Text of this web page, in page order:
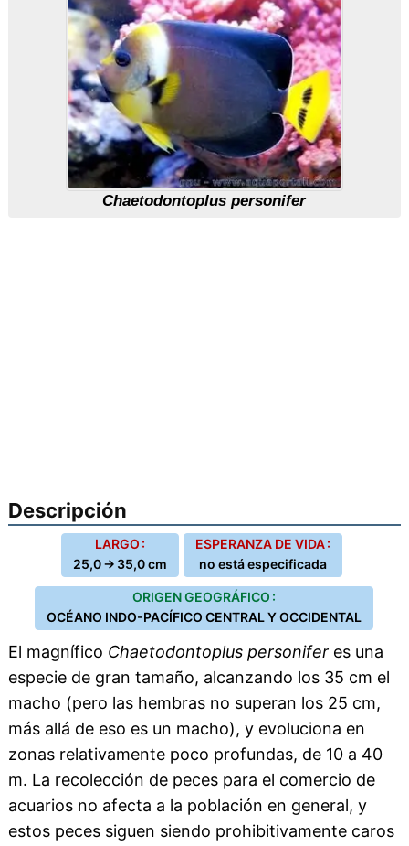
Chaetodontoplus personifer
Descripción
LARGO :
25,0 → 35,0 cm
ESPERANZA DE VIDA :
no está especificada
ORIGEN GEOGRÁFICO :
OCÉANO INDO-PACÍFICO CENTRAL Y OCCIDENTAL
El magnífico Chaetodontoplus personiferes una
especie de gran tamaño, alcanzando los 35 cm el
macho (pero las hembras no superan los 25 cm,
más allá de eso es un macho), y evoluciona en
zonas relativamente poco profundas, de 10 a 40
m. La recolección de peces para el comercio de
acuarios no afecta a la población en general, y
estos peces siguen siendo prohibitivamente caros